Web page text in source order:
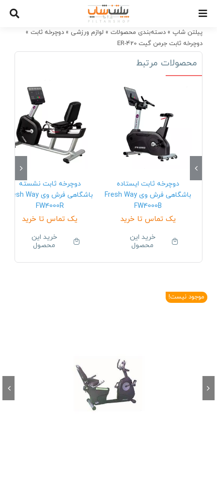
contentپیلتن شاپ » دسته‌بندی محصولات » لوازم ورزشی » دوچرخه ثابت »
دوچرخه ثابت جرمن گیت ER-420
محصولات مرتبط
دوچرخه ثابت ایستاده
باشگاهی فرش وی Fresh Way
FW4000B
یک تماس تا خرید
خرید این
محصول
دوچرخه ثابت نشسته
باشگاهی فرش وی Fresh Way
FW4000R
یک تماس تا خرید
خرید این
محصول
موجود نیست!